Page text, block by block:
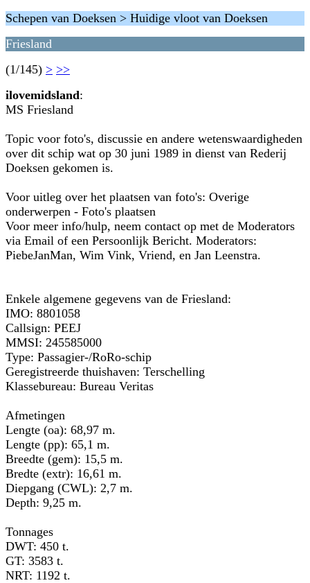
Schepen van Doeksen > Huidige vloot van Doeksen
Friesland
(1/145) > >>
ilovemidsland:
MS Friesland
Topic voor foto's, discussie en andere wetenswaardigheden
over dit schip wat op 30 juni 1989 in dienst van Rederij
Doeksen gekomen is.
Voor uitleg over het plaatsen van foto's: Overige
onderwerpen - Foto's plaatsen
Voor meer info/hulp, neem contact op met de Moderators
via Email of een Persoonlijk Bericht. Moderators:
PiebeJanMan, Wim Vink, Vriend, en Jan Leenstra.
Enkele algemene gegevens van de Friesland:
IMO: 8801058
Callsign: PEEJ
MMSI: 245585000
Type: Passagier-/RoRo-schip
Geregistreerde thuishaven: Terschelling
Klassebureau: Bureau Veritas
Afmetingen
Lengte (oa): 68,97 m.
Lengte (pp): 65,1 m.
Breedte (gem): 15,5 m.
Bredte (extr): 16,61 m.
Diepgang (CWL): 2,7 m.
Depth: 9,25 m.
Tonnages
DWT: 450 t.
GT: 3583 t.
NRT: 1192 t.